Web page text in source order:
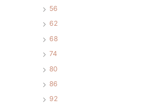
56
62
68
74
80
86
92